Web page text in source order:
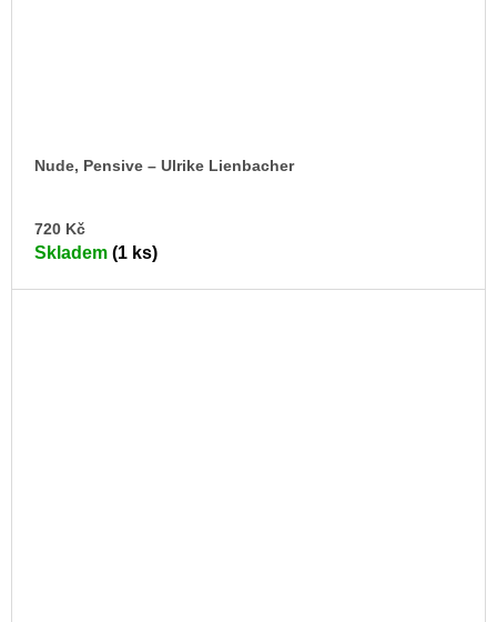
Nude, Pensive – Ulrike Lienbacher
720 Kč
Skladem (1 ks)